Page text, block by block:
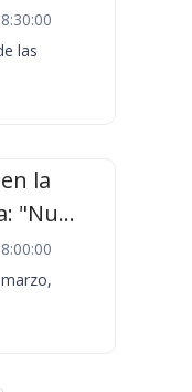
las
la
"Nu...